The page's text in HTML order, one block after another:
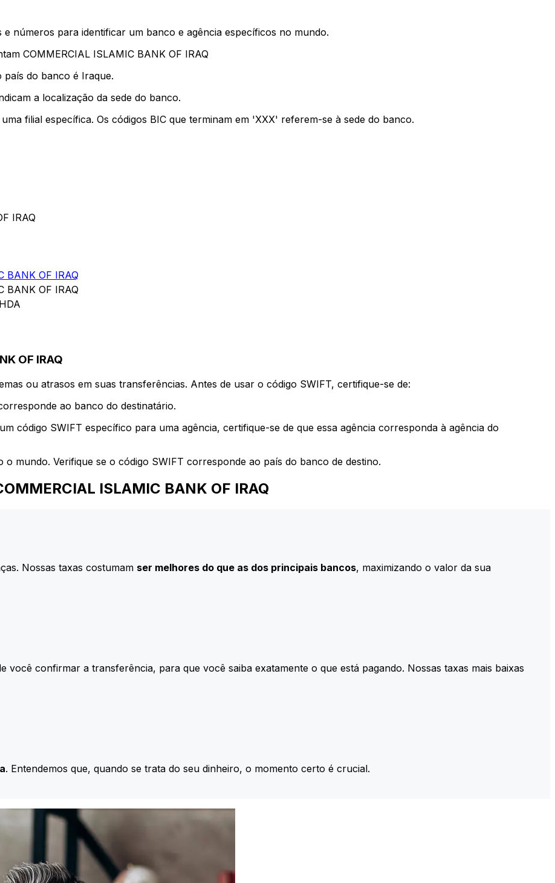
números para identificar um banco e agência específicos no mundo.
COMMERCIAL ISLAMIC BANK OF IRAQ
país do banco é Iraque.
a localização da sede do banco.
filial específica. Os códigos BIC que terminam em 'XXX' referem-se à sede do banco.
IRAQ
BANK OF IRAQ
BANK OF IRAQ
OF IRAQ
ou atrasos em suas transferências. Antes de usar o código SWIFT, certifique-se de:
ao banco do destinatário.
código SWIFT específico para uma agência, certifique-se de que essa agência corresponda à agência do
o mundo. Verifique se o código SWIFT corresponde ao país do banco de destino.
ISLAMIC BANK OF IRAQ
Nossas taxas costumam ser melhores do que as dos principais bancos, maximizando o valor da sua
você confirmar a transferência, para que você saiba exatamente o que está pagando. Nossas taxas mais baixas
. Entendemos que, quando se trata do seu dinheiro, o momento certo é crucial.